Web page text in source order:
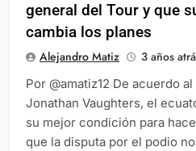
general del Tour y que
cambia los planes
Alejandro Matiz 3 años
Por @amatiz12 De acuerdo
Jonathan Vaughters, el
su mejor condición para
que la disputa por el podio